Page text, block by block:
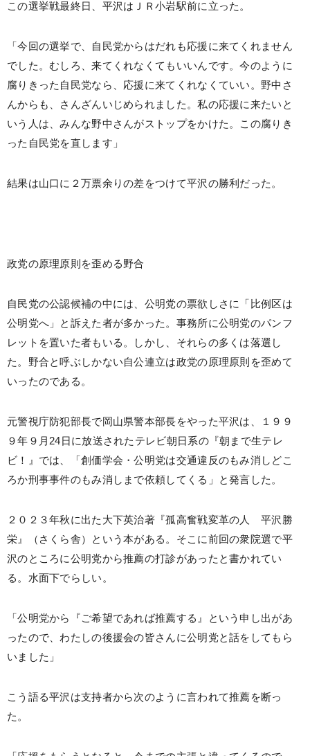
この選挙戦最終日、平沢はＪＲ小岩駅前に立った。
「今回の選挙で、自民党からはだれも応援に来てくれません
でした。むしろ、来てくれなくてもいいんです。今のように
腐りきった自民党なら、応援に来てくれなくていい。野中さ
んからも、さんざんいじめられました。私の応援に来たいと
いう人は、みんな野中さんがストップをかけた。この腐りき
った自民党を直します」
結果は山口に２万票余りの差をつけて平沢の勝利だった。
政党の原理原則を歪める野合
自民党の公認候補の中には、公明党の票欲しさに「比例区は
公明党へ」と訴えた者が多かった。事務所に公明党のパンフ
レットを置いた者もいる。しかし、それらの多くは落選し
た。野合と呼ぶしかない自公連立は政党の原理原則を歪めて
いったのである。
元警視庁防犯部長で岡山県警本部長をやった平沢は、１９９
９年９月24日に放送されたテレビ朝日系の『朝まで生テレ
ビ！』では、「創価学会・公明党は交通違反のもみ消しどこ
ろか刑事事件のもみ消しまで依頼してくる」と発言した。
２０２３年秋に出た大下英治著『孤高奮戦変革の人 平沢勝
栄』（さくら舎）という本がある。そこに前回の衆院選で平
沢のところに公明党から推薦の打診があったと書かれてい
る。水面下でらしい。
「公明党から『ご希望であれば推薦する』という申し出があ
ったので、わたしの後援会の皆さんに公明党と話をしてもら
いました」
こう語る平沢は支持者から次のように言われて推薦を断っ
た。